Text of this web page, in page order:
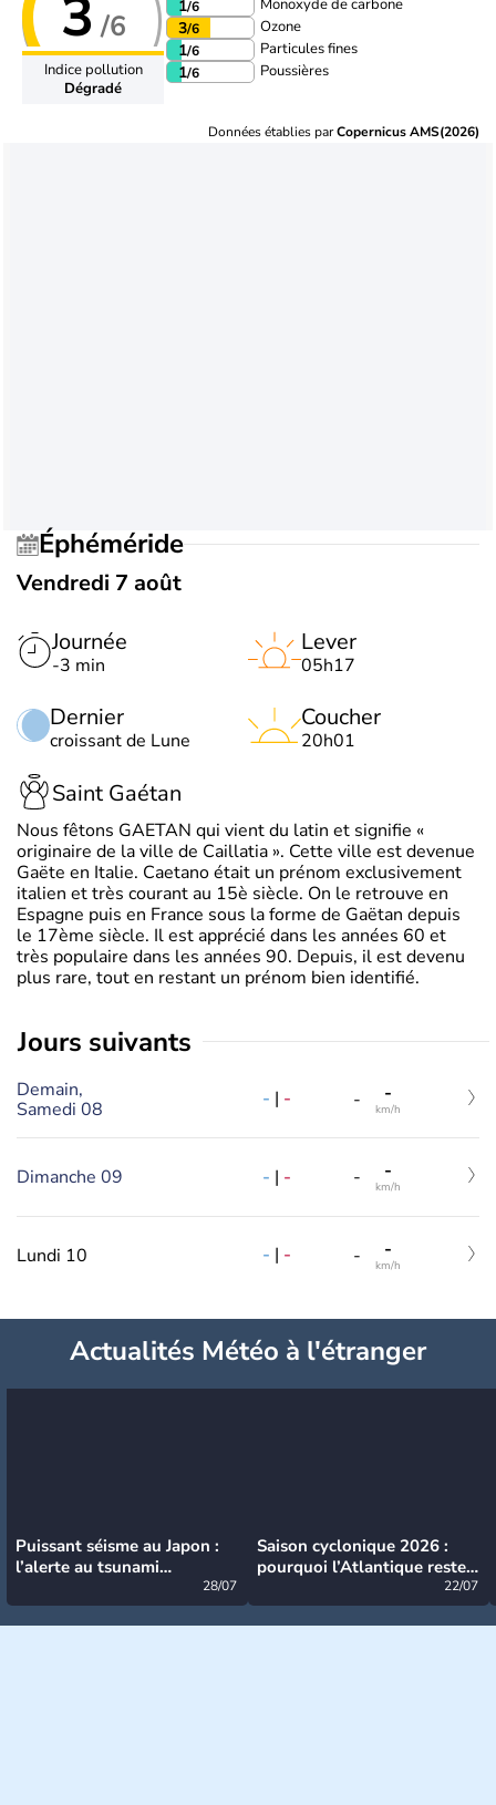
3 /6
Indice pollution
Dégradé
1/6 Monoxyde de carbone
3/6 Ozone
1/6 Particules fines
1/6 Poussières
Données établies parCopernicus AMS(2026)
Éphéméride
Vendredi 7 août
Journée
-3 min
Dernier
croissant de Lune
Lever
05h17
Coucher
20h01
Saint Gaétan
Nous fêtons GAETAN qui vient du latin et signifie «
originaire de la ville de Caillatia ». Cette ville est devenue
Gaëte en Italie. Caetano était un prénom exclusivement
italien et très courant au 15è siècle. On le retrouve en
Espagne puis en France sous la forme de Gaëtan depuis
le 17ème siècle. Il est apprécié dans les années 60 et
très populaire dans les années 90. Depuis, il est devenu
plus rare, tout en restant un prénom bien identifié.
jours suivants
Demain,
Samedi 08
- | - - -
km/h
Dimanche 09 - | - - -
km/h
Lundi 10 - | - - -
km/h
Actualités Météo à l'étranger
Puissant séisme au Japon :
l’alerte au tsunami
28/07
Saison cyclonique 2026 :
pourquoi l’Atlantique reste
22/07